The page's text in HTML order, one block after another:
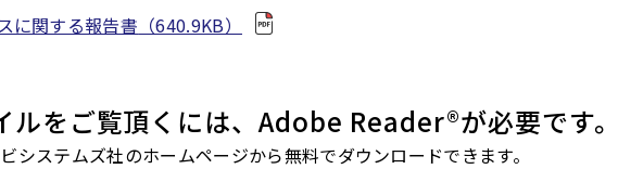
に関する報告書 （640.9KB）
ルをご覧頂くには、Adobe Reader®が必要です。
システムズ社のホームページから無料でダウンロードできます。